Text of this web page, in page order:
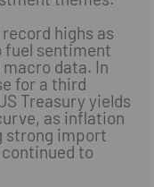
highs as
fuel sentiment
data. In
for a third
Treasury yields
as inflation
strong import
to